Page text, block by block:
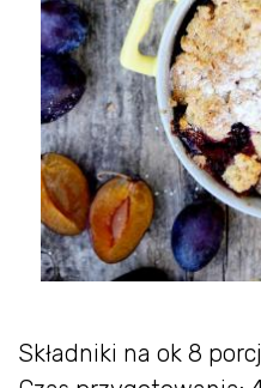
Składniki na ok 8